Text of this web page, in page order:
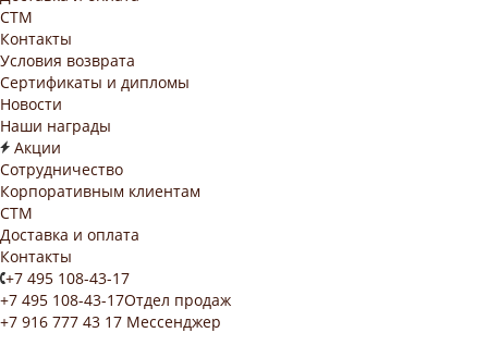
СТМ
Контакты
Условия возврата
Сертификаты и дипломы
Новости
Наши награды
Акции
Сотрудничество
Корпоративным клиентам
СТМ
Доставка и оплата
Контакты
+7 495 108-43-17
+7 495 108-43-17Отдел продаж
+7 916 777 43 17 Мессенджер